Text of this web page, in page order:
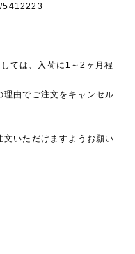
5412223
ては、入荷に1～2ヶ月程
理由でご注文をキャンセル
いただけますようお願い